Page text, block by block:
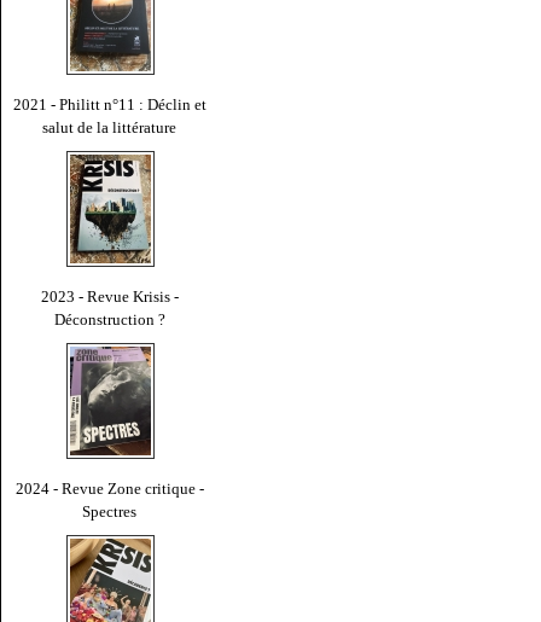
2021 - Philitt n°11 : Déclin et
salut de la littérature
2023 - Revue Krisis -
Déconstruction ?
2024 - Revue Zone critique -
Spectres